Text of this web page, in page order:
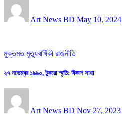
Art News BD May 10, 2024
মুক্তমত মৃত্যুবার্ষিকী রাজনীতি
২৭ নভেম্বর ১৯৯০, টুকরো স্মৃতি: বিকাশ সাহা
Art News BD Nov 27, 2023